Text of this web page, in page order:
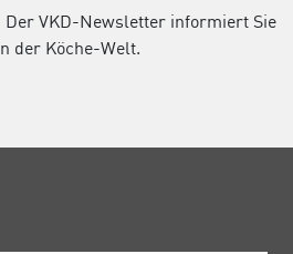
VKD-Newsletter informiert Sie
der Köche-Welt.